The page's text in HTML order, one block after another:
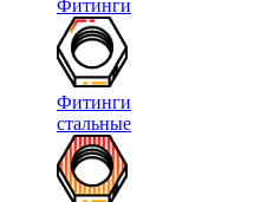
Фитинги
Фитинги
стальные